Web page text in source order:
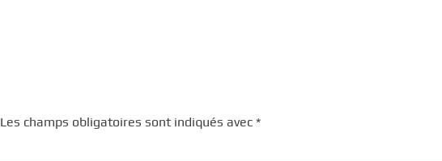
Les champs obligatoires sont indiqués avec *